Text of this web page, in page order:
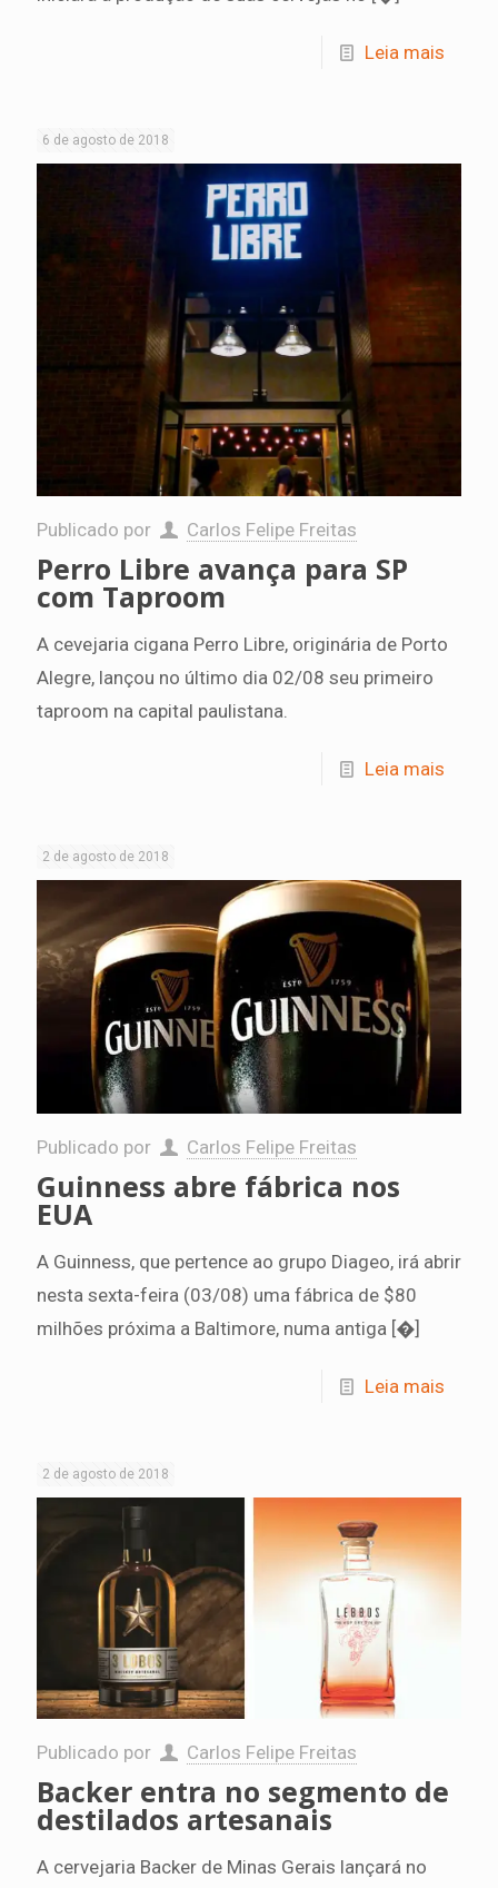
Leia mais
6 de agosto de 2018
Publicado por Carlos Felipe Freitas
Perro Libre avança para SP
com Taproom
A cevejaria cigana Perro Libre, originária de Porto
Alegre, lançou no último dia 02/08 seu primeiro
taproom na capital paulistana.
Leia mais
2 de agosto de 2018
Publicado por Carlos Felipe Freitas
Guinness abre fábrica nos
EUA
A Guinness, que pertence ao grupo Diageo, irá abrir
nesta sexta-feira (03/08) uma fábrica de $80
milhões próxima a Baltimore, numa antiga [�]
Leia mais
2 de agosto de 2018
Publicado por Carlos Felipe Freitas
Backer entra no segmento de
destilados artesanais
A cervejaria Backer de Minas Gerais lançará no